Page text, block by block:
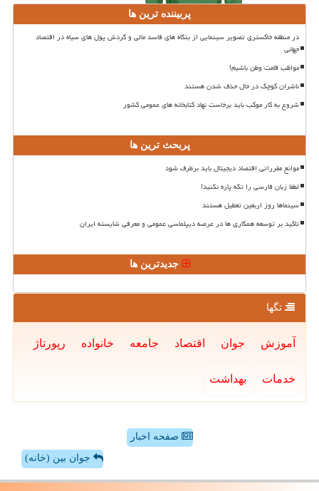
پربیننده ترین ها
در منطقه خاکستری تصویر سینمایی از بنگاه های فاسد مالی و گردش پول های سیاه در اقتصاد
جهانی
مواظب قامت وطن باشیم!
ناشران کوچک در حال حذف شدن هستند
شروع به کار موکب باید برخاست نهاد کتابخانه های عمومی کشور
پربحث ترین ها
موانع مقرراتی اقتصاد دیجیتال باید برطرف شود
لطفا زبان فارسی را تکه پاره نکنید!
سینماها روز اربعین تعطیل هستند
تاکید بر توسعه همکاری ها در عرصه دیپلماسی عمومی و معرفی شایسته ایران
جدیدترین ها
تگها
آموزش جوان اقتصاد جامعه خانواده رپورتاژ
خدمات بهداشت
صفحه اخبار
جوان بین (خانه)